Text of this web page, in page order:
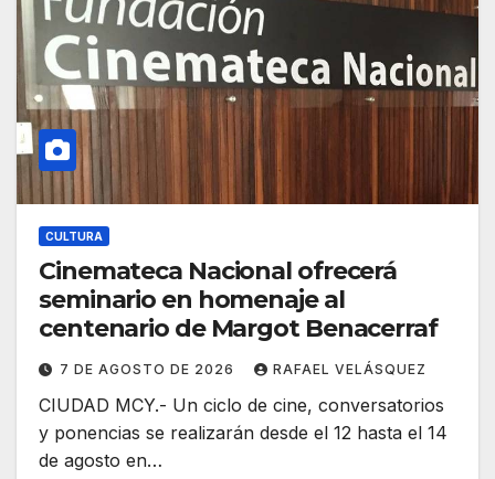
CULTURA
Cinemateca Nacional ofrecerá
seminario en homenaje al
centenario de Margot Benacerraf
7 DE AGOSTO DE 2026 RAFAEL VELÁSQUEZ
CIUDAD MCY.- Un ciclo de cine, conversatorios
y ponencias se realizarán desde el 12 hasta el 14
de agosto en…